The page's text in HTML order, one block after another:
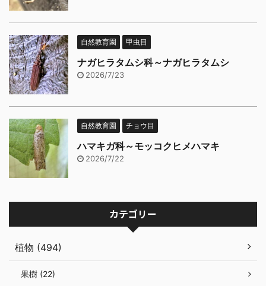
自然教育園 甲虫目
ナガヒラタムシ科～ナガヒラタムシ
2026/7/23
自然教育園 チョウ目
ハマキガ科～モッコクヒメハマキ
2026/7/22
カテゴリー
植物 (494)
果樹 (22)